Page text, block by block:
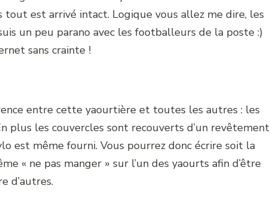
tout est arrivé intact. Logique vous allez me dire, les
un peu parano avec les footballeurs de la poste :)
sans crainte !
entre cette yaourtière et toutes les autres : les
plus les couvercles sont recouverts d’un revêtement
est même fourni. Vous pourrez donc écrire soit la
« ne pas manger » sur l’un des yaourts afin d’être
d’autres.